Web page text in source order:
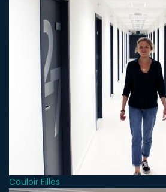
Couloir Filles